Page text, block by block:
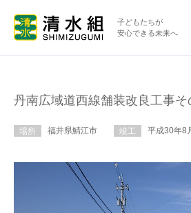
子どもたちが
安心できる未来へ
丹南広域道西線舗装改良工事そ
場所 福井県鯖江市 竣工 平成30年8